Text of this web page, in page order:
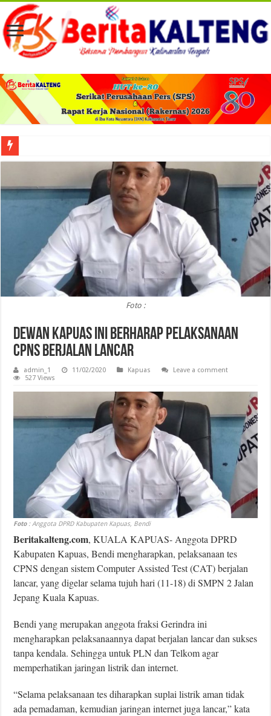
Viral! Selama Dua Bulan Lebih Siltap Serta Tunjangan Pemdes dan BPD di
Foto :
Dewan Kapuas Ini Berharap Pelaksanaan
CPNS Berjalan Lancar
admin_1 11/02/2020 Kapuas
Leave a comment
527 Views
Foto: Anggota DPRD Kabupaten Kapuas, Bendi
Beritakalteng.com, KUALA KAPUAS- Anggota DPRD
Kabupaten Kapuas, Bendi mengharapkan, pelaksanaan tes
CPNS dengan sistem Computer Assisted Test (CAT) berjalan
lancar, yang digelar selama tujuh hari (11-18) di SMPN 2 Jalan
Jepang Kuala Kapuas.
Bendi yang merupakan anggota fraksi Gerindra ini
mengharapkan pelaksanaannya dapat berjalan lancar dan sukses
tanpa kendala. Sehingga untuk PLN dan Telkom agar
memperhatikan jaringan listrik dan internet.
“Selama pelaksanaan tes diharapkan suplai listrik aman tidak
ada pemadaman, kemudian jaringan internet juga lancar,” kata